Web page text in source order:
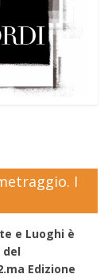
I
e Luoghi è
del
Edizione